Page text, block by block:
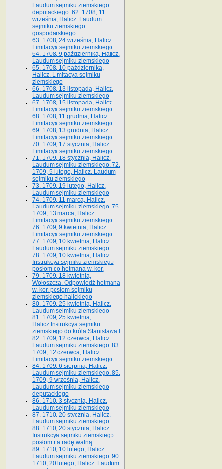
Laudum sejmiku ziemskiego
deputackiego. 62. 1708, 11
września, Halicz. Laudum
sejmiku ziemskiego
gospodarskiego
63. 1708, 24 września, Halicz.
Limitacya sejmiku ziemskiego.
64. 1708, 9 października, Halicz.
Laudum sejmiku ziemskiego
65­. 1708, 10 października,
Halicz. Limitacya sejmiku
ziemskiego
66. 1708, 13 listopada, Halicz.
Laudum sejmiku ziemskiego
67. 1708, 15 listopada, Halicz.
Limitacya sejmiku ziemskiego.
68. 1708, 11 grudnia, Halicz.
Limitacya sejmiku ziemskiego
69. 1708, 13 grudnia, Halicz.
Limitacya sejmiku ziemskiego.
70. 1709, 17 stycznia, Halicz.
Limitacya sejmiku ziemskiego
71. 1709, 18 stycznia, Halicz.
Laudum sejmiku ziemskiego. 72.
1709, 5 lutego, Halicz. Laudum
sejmiku ziemskiego
73. 1709, 19 lutego, Halicz.
Laudum sejmiku ziemskiego
74. 1709, 11 marca, Halicz.
Laudum sejmiku ziemskiego. 75.
1709, 13 marca, Halicz.
Limitacya sejmiku ziemskiego
76. 1709, 9 kwietnia, Halicz.
Limitacya sejmiku ziemskiego.
77. 1709, 10 kwietnia, Halicz.
Laudum sejmiku ziemskiego
78. 1709, 10 kwietnia, Halicz.
Instrukcya sejmiku ziemskiego
posłom do hetmana w. kor.
79. 1709, 18 kwietnia,
Wołoszcza. Odpowiedź hetmana
w. kor. posłom sejmiku
ziemskiego halickiego
80. 1709, 25 kwietnia, Halicz.
Laudum sejmiku ziemskiego
81. 1709, 25 kwietnia,
Halicz.Instrukcya sejmiku
ziemskiego do króla Stanisława I
82. 1709, 12 czerwca, Halicz.
Laudum sejmiku ziemskiego. 83.
1709, 12 czerwca, Halicz.
Limitacya sejmiku ziemskiego
84. 1709, 6 sierpnia, Halicz.
Laudum sejmiku ziemskiego. 85.
1709, 9 września, Halicz.
Laudum sejmiku ziemskiego
deputackiego
86. 1710, 3 stycznia, Halicz.
Laudum sejmiku ziemskiego
87. 1710, 20 stycznia, Halicz.
Laudum sejmiku ziemskiego
88. 1710, 20 stycznia, Halicz.
Instrukcya sejmiku ziemskiego
posłom na radę walną
89. 1710, 10 lutego, Halicz.
Laudum sejmiku ziemskiego. 90.
1710, 20 lutego, Halicz. Laudum